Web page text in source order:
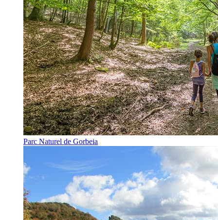
Parc Naturel de Gorbeia